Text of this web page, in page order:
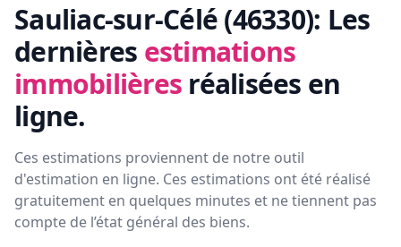
Sauliac-sur-Célé (46330): Les
dernières estimations
immobilières réalisées en
ligne.
Ces estimations proviennent de notre outil
d'estimation en ligne. Ces estimations ont été réalisé
gratuitement en quelques minutes et ne tiennent pas
compte de l’état général des biens.